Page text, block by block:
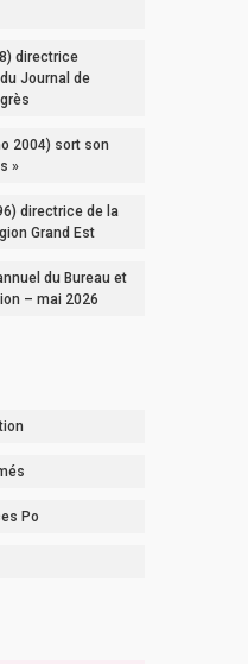
directrice
Journal de
2004) sort son
»
directrice de la
Grand Est
du Bureau et
– mai 2026
Po